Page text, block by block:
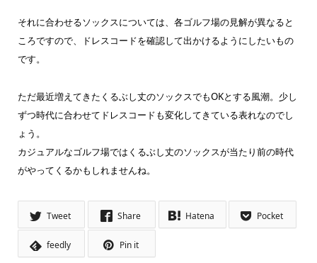
それに合わせるソックスについては、各ゴルフ場の見解が異なると
ころですので、ドレスコードを確認して出かけるようにしたいもの
です。
ただ最近増えてきたくるぶし丈のソックスでもOKとする風潮。少し
ずつ時代に合わせてドレスコードも変化してきている表れなのでし
ょう。
カジュアルなゴルフ場ではくるぶし丈のソックスが当たり前の時代
がやってくるかもしれませんね。
Tweet Share Hatena Pocket
feedly Pin it